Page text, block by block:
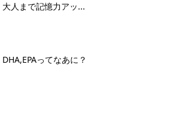
大人まで記憶力アッ...
DHA,EPAってなあに？